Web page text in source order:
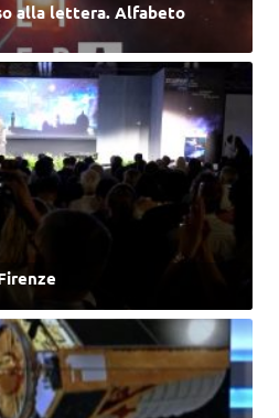
alla lettera. Alfabeto